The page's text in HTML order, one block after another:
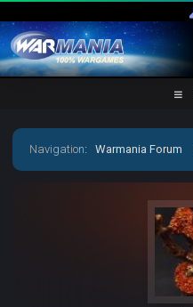
Navigation:Warmania Forum